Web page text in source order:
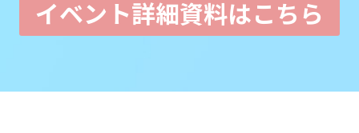
イベント詳細資料はこちら